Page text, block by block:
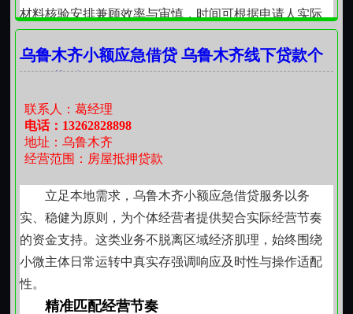
【房子还在，路就一直通着】
无论您当前处于事业上升期、家庭建设期，还是偶
遇阶段性波动，只要房产状态良好，我们就愿意坐下
来，听您讲清楚难处，一起琢磨切实可行的解决路径。
系。在乌鲁木齐这片土地上，稳住住所，往往就是稳住
向前走的底气。
材料核验安排兼顾效率与审慎，时间可根据申请人实际
分期期数、每期金额及对应时间节点，便于资金使用者
加额外服务费用。
风险控制：双向责任意识贯穿始终
借贷关系建立在双方充分理解条款基础上，所有约
定内容以书面形式载明，关键条款采用通俗语言释义。
逾期处理严格依照事先约定执行，不采取影响基本生活
的措施，亦不向无关第三方传递信息。同时鼓励借款人
主动沟通履约困难，视情况协商调整还款节奏，体现对
现实约束条件的尊重。
乌鲁木齐作为多民族聚居、商贸活跃的城市，居民
乌鲁木齐小额应急借贷 乌鲁木齐线下贷款个
联系人：葛经理
电话：13262828898
地址：乌鲁木齐
经营范围：房屋抵押贷款
立足本地需求，乌鲁木齐小额应急借贷服务以务
实、稳健为原则，为个体经营者提供契合实际经营节奏
的资金支持。这类业务不脱离区域经济肌理，始终围绕
小微主体日常运转中真实存强调响应及时性与操作适配
性。
精准匹配经营节奏